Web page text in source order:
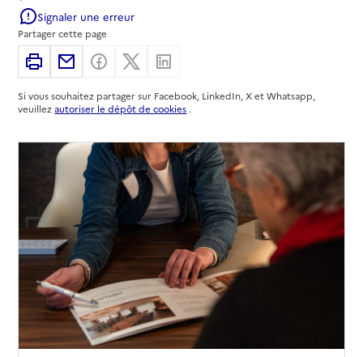
Signaler une erreur
Partager cette page
ImprimerPartager par email
Partager sur Facebook
Partager sur X
Si vous souhaitez partager sur Facebook, LinkedIn, X et Whatsapp,
veuillezautoriser le dépôt de cookies .